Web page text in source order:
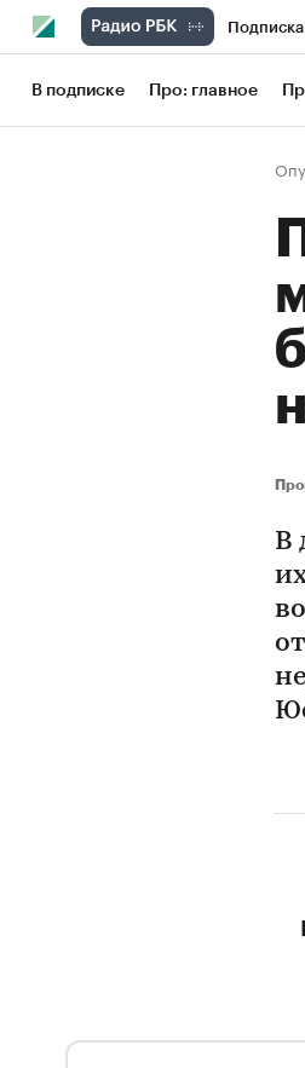
Школа
Рынок
В подписке Про: главное
В